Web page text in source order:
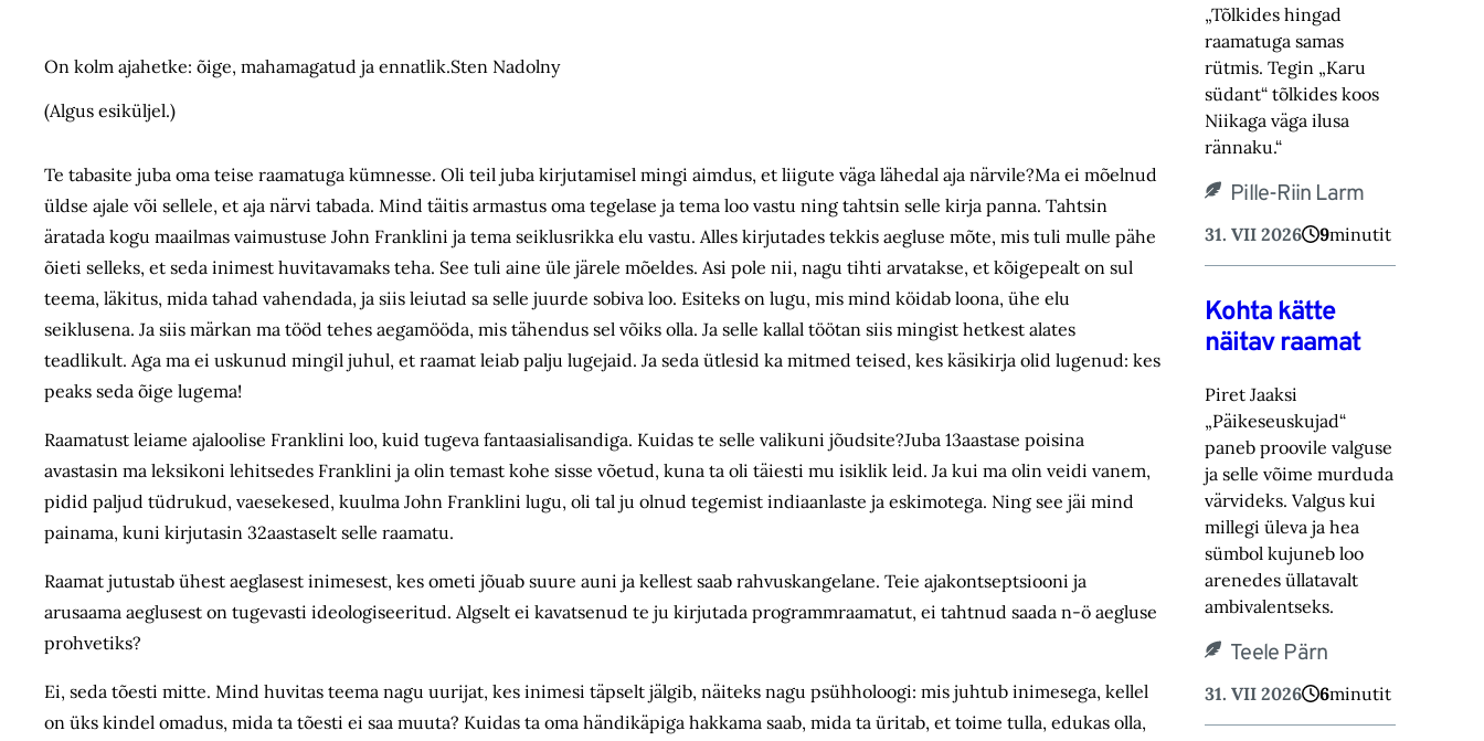
On kolm ajahetke: õige, mahamagatud ja ennatlik.Sten Nadolny
(Algus esiküljel.)
Te tabasite juba oma teise raamatuga kümnesse. Oli teil juba kirjutamisel mingi aimdus, et liigute väga lähedal aja närvile?Ma ei mõelnud
üldse ajale või sellele, et aja närvi tabada. Mind täitis armastus oma tegelase ja tema loo vastu ning tahtsin selle kirja panna. Tahtsin
äratada kogu maailmas vaimustuse John Franklini ja tema seiklusrikka elu vastu. Alles kirjutades tekkis aegluse mõte, mis tuli mulle pähe
õieti selleks, et seda inimest huvitavamaks teha. See tuli aine üle järele mõeldes. Asi pole nii, nagu tihti arvatakse, et kõigepealt on sul
teema, läkitus, mida tahad vahendada, ja siis leiutad sa selle juurde sobiva loo. Esiteks on lugu, mis mind köidab loona, ühe elu
seiklusena. Ja siis märkan ma tööd tehes aegamööda, mis tähendus sel võiks olla. Ja selle kallal töötan siis mingist hetkest alates
teadlikult. Aga ma ei uskunud mingil juhul, et raamat leiab palju lugejaid. Ja seda ütlesid ka mitmed teised, kes käsikirja olid lugenud: kes
peaks seda õige lugema!
Raamatust leiame ajaloolise Franklini loo, kuid tugeva fantaasialisandiga. Kuidas te selle valikuni jõudsite?Juba 13aastase poisina
avastasin ma leksikoni lehitsedes Franklini ja olin temast kohe sisse võetud, kuna ta oli täiesti mu isiklik leid. Ja kui ma olin veidi vanem,
pidid paljud tüdrukud, vaesekesed, kuulma John Franklini lugu, oli tal ju olnud tegemist indiaanlaste ja eskimotega. Ning see jäi mind
painama, kuni kirjutasin 32aastaselt selle raamatu.
Raamat jutustab ühest aeglasest inimesest, kes ometi jõuab suure auni ja kellest saab rahvuskangelane. Teie ajakontseptsiooni ja
arusaama aeglusest on tugevasti ideologiseeritud. Algselt ei kavatsenud te ju kirjutada programmraamatut, ei tahtnud saada n-ö aegluse
prohvetiks?
Ei, seda tõesti mitte. Mind huvitas teema nagu uurijat, kes inimesi täpselt jälgib, näiteks nagu psühholoogi: mis juhtub inimesega, kellel
on üks kindel omadus, mida ta tõesti ei saa muuta? Kuidas ta oma händikäpiga hakkama saab, mida ta üritab, et toime tulla, edukas olla,
„Tõlkides hingad
raamatuga samas
rütmis. Tegin „Karu
südant“ tõlkides koos
Niikaga väga ilusa
rännaku.“
Pille-Riin Larm
31. VII 2026 9minutit
Kohta kätte
näitav raamat
Piret Jaaksi
„Päikeseuskujad“
paneb proovile valguse
ja selle võime murduda
värvideks. Valgus kui
millegi üleva ja hea
sümbol kujuneb loo
arenedes üllatavalt
ambivalentseks.
Teele Pärn
31. VII 2026 6minutit